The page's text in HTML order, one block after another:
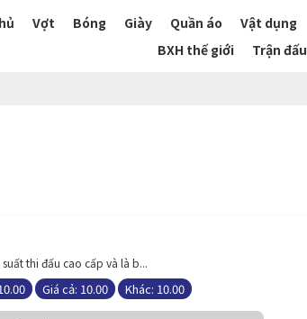
Vợt Bóng Giày Quần áo Vật dụng
BXH thế giới
Trận đấu
thi đấu cao cấp và là b...
Giá cả: 10.00 Khác: 10.00